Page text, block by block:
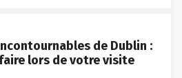
de Dublin :
lors de votre visite